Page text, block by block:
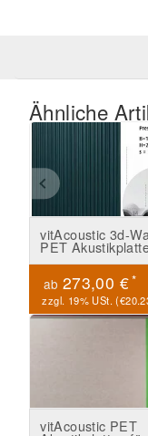
Ähnliche
vitAcoustic 3d-
PET
ab 273,00 €*
zzgl. 19% USt. (
vitAcoustic PET